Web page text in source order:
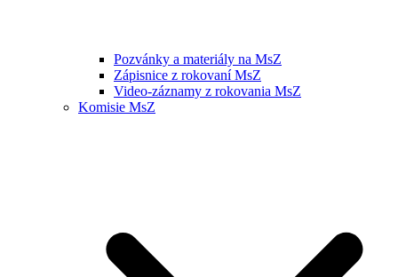
Pozvánky a materiály na MsZ
Zápisnice z rokovaní MsZ
Video-záznamy z rokovania MsZ
Komisie MsZ